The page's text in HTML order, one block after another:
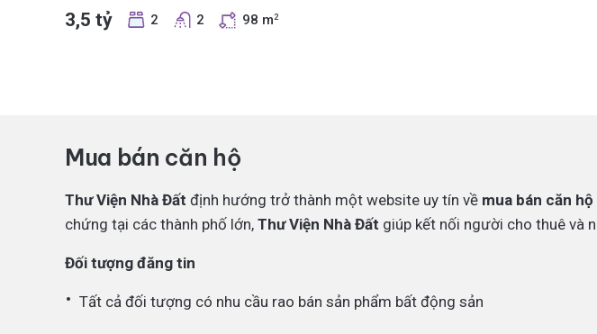
3,5 tỷ 2 2 98 m2
Mua bán căn hộ
Thư Viện Nhà Đất định hướng trở thành một website uy tín về mua bán căn hộ
chứng tại các thành phố lớn, Thư Viện Nhà Đất giúp kết nối người cho thuê và
Đối tượng đăng tin
Tất cả đối tượng có nhu cầu rao bán sản phẩm bất động sản